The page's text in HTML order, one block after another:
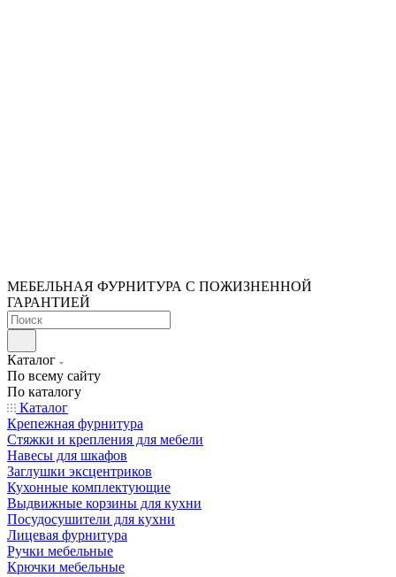
МЕБЕЛЬНАЯ ФУРНИТУРА С ПОЖИЗНЕННОЙ
ГАРАНТИЕЙ
Каталог
По всему сайту
По каталогу
Каталог
Крепежная фурнитура
Стяжки и крепления для мебели
Навесы для шкафов
Заглушки эксцентриков
Кухонные комплектующие
Выдвижные корзины для кухни
Посудосушители для кухни
Лицевая фурнитура
Ручки мебельные
Крючки мебельные